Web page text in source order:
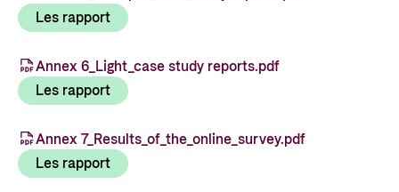
Styresett og økonomisk utvikling
For næringslivet
Statsgarantiordningen for investeringer i
fornybar energi
Nyttige lenker
Evalueringer (Norec)
Historie
Kontakt
Kontakt oss
Les rapport
Annex 6_Light_case study reports.pdf
Les rapport
Annex 7_Results_of_the_online_survey.pdf
Les rapport